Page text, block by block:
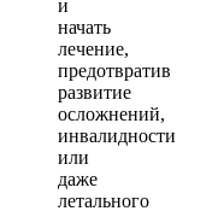
и
начать
лечение,
предотвратив
развитие
осложнений,
инвалидности
или
даже
летального